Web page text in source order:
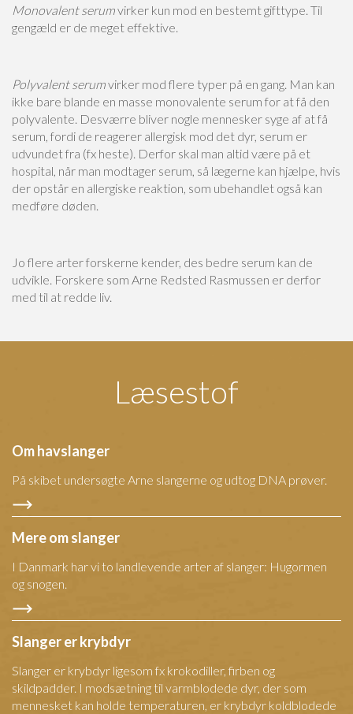
Monovalent serumvirker kun mod en bestemt gifttype. Til
gengæld er de meget effektive.
Polyvalent serumvirker mod flere typer på en gang. Man kan
ikke bare blande en masse monovalente serum for at få den
polyvalente. Desværre bliver nogle mennesker syge af at få
serum, fordi de reagerer allergisk mod det dyr, serum er
udvundet fra (fx heste). Derfor skal man altid være på et
hospital, når man modtager serum, så lægerne kan hjælpe, hvis
der opstår en allergiske reaktion, som ubehandlet også kan
medføre døden.
Jo flere arter forskerne kender, des bedre serum kan de
udvikle. Forskere som Arne Redsted Rasmussen er derfor
med til at redde liv.
Læsestof
Om havslanger
På skibet undersøgte Arne slangerne og udtog DNA prøver.
Mere om slanger
I Danmark har vi to landlevende arter af slanger: Hugormen
og snogen.
Slanger er krybdyr
Slanger er krybdyr ligesom fx krokodiller, firben og
skildpadder. I modsætning til varmblodede dyr, der som
mennesket kan holde temperaturen, er krybdyr koldblodede